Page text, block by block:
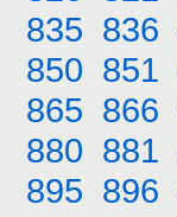
835 836
850 851
865 866
880 881
895 896